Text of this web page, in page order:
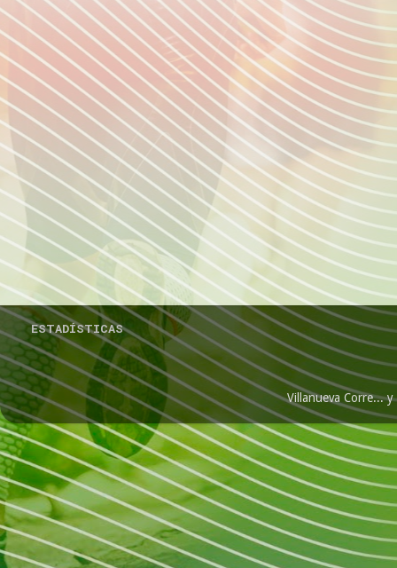
ESTADÍSTICAS
Villanueva Corre...